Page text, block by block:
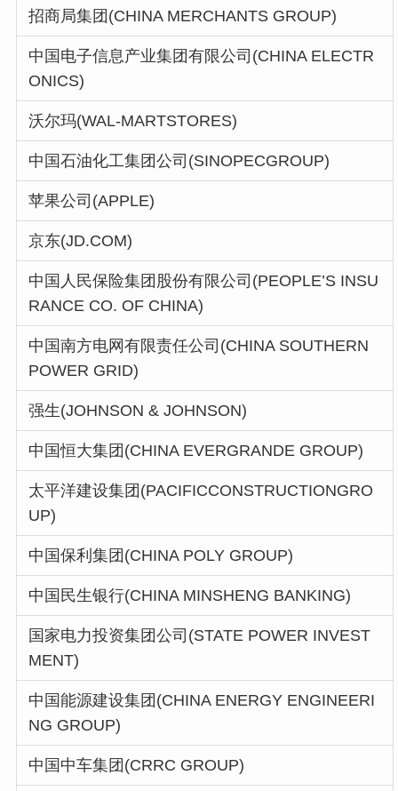
招商局集团(CHINA MERCHANTS GROUP)
中国电子信息产业集团有限公司(CHINA ELECTR
ONICS)
沃尔玛(WAL-MARTSTORES)
中国石油化工集团公司(SINOPECGROUP)
苹果公司(APPLE)
京东(JD.COM)
中国人民保险集团股份有限公司(PEOPLE’S INSU
RANCE CO. OF CHINA)
中国南方电网有限责任公司(CHINA SOUTHERN
POWER GRID)
强生(JOHNSON & JOHNSON)
中国恒大集团(CHINA EVERGRANDE GROUP)
太平洋建设集团(PACIFICCONSTRUCTIONGRO
UP)
中国保利集团(CHINA POLY GROUP)
中国民生银行(CHINA MINSHENG BANKING)
国家电力投资集团公司(STATE POWER INVEST
MENT)
中国能源建设集团(CHINA ENERGY ENGINEERI
NG GROUP)
中国中车集团(CRRC GROUP)